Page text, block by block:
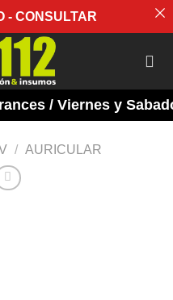
- CONSULTAR
/ Viernes y
/ AURICULAR